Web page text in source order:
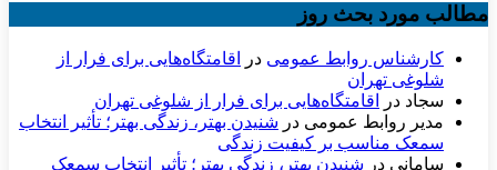
مطالب مورد بحث روز
کارشناس روابط عمومی در
اقامتگاه‌هایی برای فرار از
شلوغی تهران
سجاد در
اقامتگاه‌هایی برای فرار از شلوغی تهران
مدیر روابط عمومی در شنیدن بهتر، زندگی بهتر؛ تأثیر انتخاب
سمعک مناسب بر کیفیت زندگی
سامانی در شنیدن بهتر، زندگی بهتر؛ تأثیر انتخاب سمعک